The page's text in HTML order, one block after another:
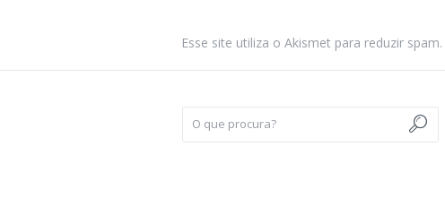
Esse site utiliza o Akismet para reduzir spam.